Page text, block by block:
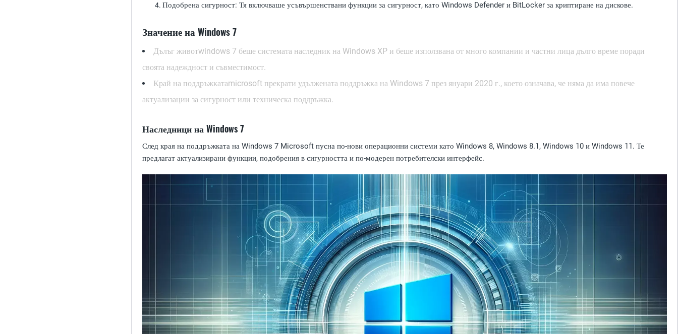
Подобрена сигурност: Тя включваше усъвършенствани функции за сигурност, като Windows Defender и BitLocker за криптиране на дискове.
Значение на Windows 7
Дълъг животwindows 7 беше системата наследник на Windows XP и беше използвана от много компании и частни лица дълго време поради
своята надеждност и съвместимост.
Край на поддръжкатаmicrosoft прекрати удължената поддръжка на Windows 7 през януари 2020 г., което означава, че няма да има повече
актуализации за сигурност или техническа поддръжка.
Наследници на Windows 7
След края на поддръжката на Windows 7 Microsoft пусна по-нови операционни системи като Windows 8, Windows 8.1, Windows 10 и Windows 11. Те
предлагат актуализирани функции, подобрения в сигурността и по-модерен потребителски интерфейс.